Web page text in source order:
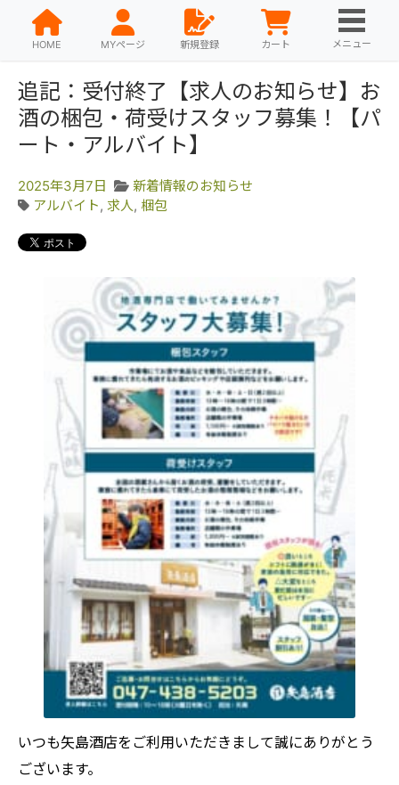
HOME MYページ 新規登録 カート メニュー
追記：受付終了【求人のお知らせ】お
酒の梱包・荷受けスタッフ募集！【パ
ート・アルバイト】
2025年3月7日
新着情報のお知らせ
アルバイト, 求人, 梱包
いつも矢島酒店をご利用いただきまして誠にありがとう
ございます。